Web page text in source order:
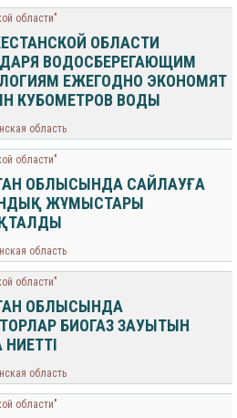
области"
ОБЛАСТИ
ВОДОСБЕРЕГАЮЩИМ
ЕЖЕГОДНО ЭКОНОМЯТ
КУБОМЕТРОВ ВОДЫ
область
области"
ОБЛЫСЫНДА САЙЛАУҒА
ЖҰМЫСТАРЫ
область
области"
ОБЛЫСЫНДА
БИОГАЗ ЗАУЫТЫН
область
области"